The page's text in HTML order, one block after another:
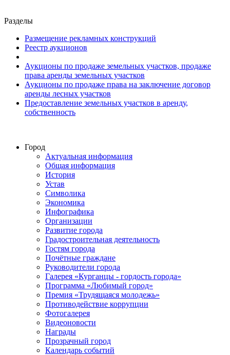
Разделы
Размещение рекламных конструкций
Реестр аукционов
Аукционы по продаже земельных участков, продаже
права аренды земельных участков
Аукционы по продаже права на заключение договор
аренды лесных участков
Предоставление земельных участков в аренду,
собственность
Город
Актуальная информация
Общая информация
История
Устав
Символика
Экономика
Инфографика
Организации
Развитие города
Градостроительная деятельность
Гостям города
Почётные граждане
Руководители города
Галерея «Курганцы - гордость города»
Программа «Любимый город»
Премия «Трудящаяся молодежь»
Противодействие коррупции
Фотогалерея
Видеоновости
Награды
Прозрачный город
Календарь событий